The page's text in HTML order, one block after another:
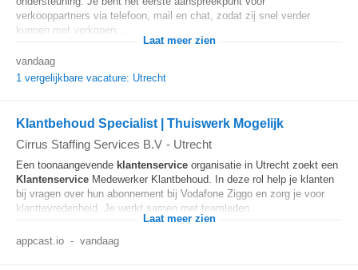
verkooppartners via telefoon, mail en chat, zodat zij snel verder
kunnen met verkopen...
Laat meer zien
vandaag
1 vergelijkbare vacature: Utrecht
Klantbehoud Specialist | Thuiswerk Mogelijk
Cirrus Staffing Services B.V - Utrecht
Een toonaangevende klantenservice organisatie in Utrecht zoekt een
Klantenservice Medewerker Klantbehoud. In deze rol help je klanten
bij vragen over hun abonnement bij Vodafone Ziggo en zorg je voor
klanttevredenheid. Je werkt samen met teamleden...
Laat meer zien
appcast.io - vandaag